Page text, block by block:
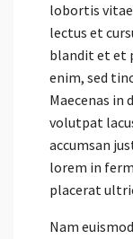
lobortis
lectus et
blandit et et
enim, sed
Maecenas in
volutpat
accumsan
lorem in
placerat
Nam